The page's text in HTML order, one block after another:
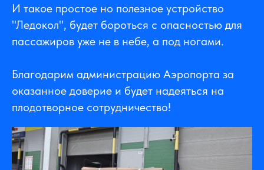
И такое простое но полезное устройство
"Ледокол", будет бороться с опасностью для
пассажиров уже не в небе, а под ногами.
Благодарим администрацию Аэропорта за
оказанное доверие и будет надеяться на
плодотворное сотрудничество!